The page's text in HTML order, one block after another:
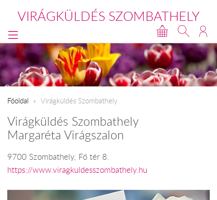
VIRÁGKÜLDÉS SZOMBATHELY
Főoldal Virágküldés Szombathely
Virágküldés Szombathely
Margaréta Virágszalon
9700 Szombathely, Fő tér 8.
https://www.viragkuldesszombathely.hu